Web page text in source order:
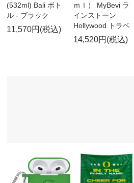
(532ml) Bali ボト
ル - ブラック
11,570円(税込)
ｍｌ） MyBevi ラ
インストーン
Hollywood トラベ
14,520円(税込)